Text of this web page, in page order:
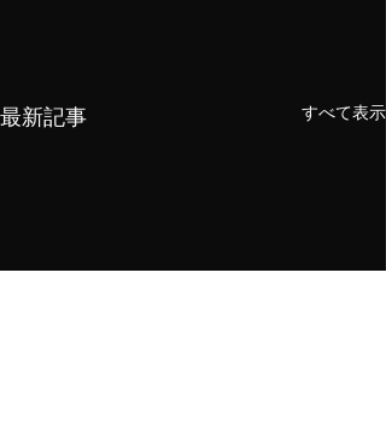
最新記事 すべて表示